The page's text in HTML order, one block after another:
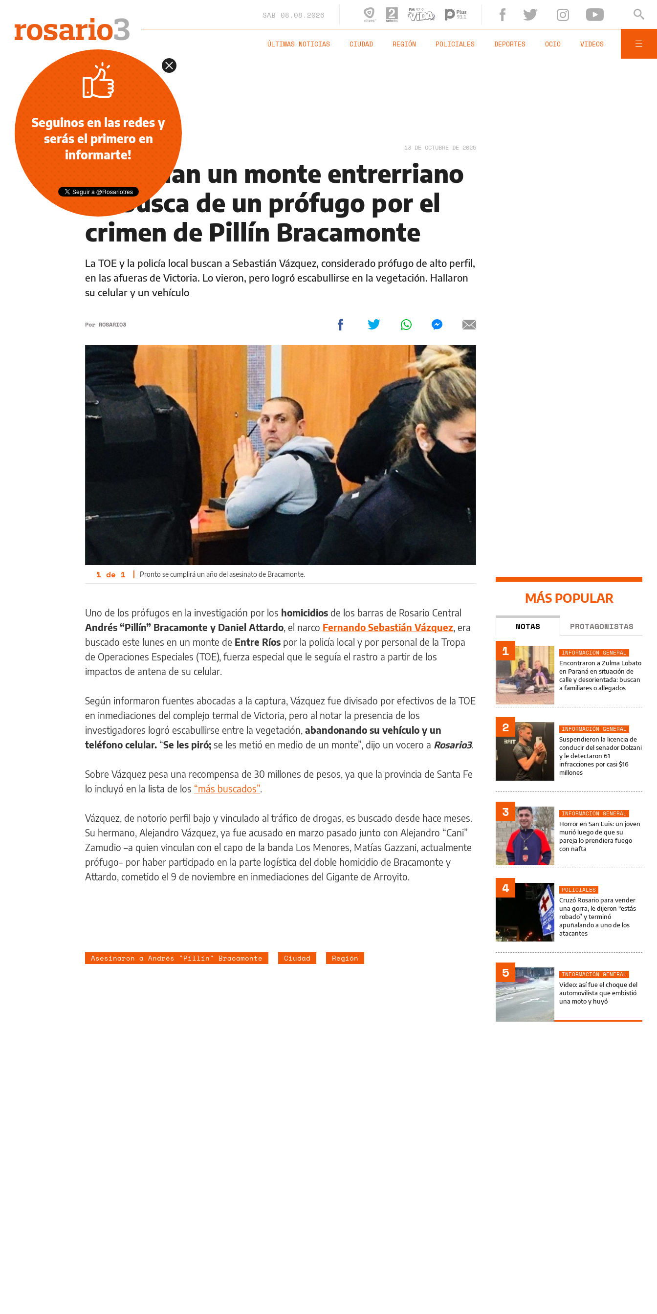
SÁB 08.08.2026
ÚLTIMAS NOTICIAS CIUDAD REGIÓN POLICIALES DEPORTES OCIO VIDEOS
POLICIALES 13 DE OCTUBRE DE 2025
Rastrillan un monte entrerriano
en busca de un prófugo por el
crimen de Pillín Bracamonte
La TOE y la policía local buscan a Sebastián Vázquez, considerado prófugo de alto perfil,
en las afueras de Victoria. Lo vieron, pero logró escabullirse en la vegetación. Hallaron
su celular y un vehículo
Por ROSARIO3
1 de 1 | Pronto se cumplirá un año del asesinato de Bracamonte.
Uno de los prófugos en la investigación por los homicidios de los barras de Rosario Central
Andrés “Pillín” Bracamonte y Daniel Attardo , el narco Fernando Sebastián Vázquez , era
buscado este lunes en un monte de Entre Ríos por la policía local y por personal de la Tropa
de Operaciones Especiales (TOE), fuerza especial que le seguía el rastro a partir de los
impactos de antena de su celular.
Según informaron fuentes abocadas a la captura, Vázquez fue divisado por efectivos de la TOE
en inmediaciones del complejo termal de Victoria, pero al notar la presencia de los
investigadores logró escabullirse entre la vegetación, abandonando su vehículo y un
teléfono celular. “Se les piró; se les metió en medio de un monte”, dijo un vocero a Rosario3.
Sobre Vázquez pesa una recompensa de 30 millones de pesos, ya que la provincia de Santa Fe
lo incluyó en la lista de los “más buscados”
Vázquez, de notorio perfil bajo y vinculado al tráfico de drogas, es buscado desde hace meses.
Su hermano, Alejandro Vázquez, ya fue acusado en marzo pasado junto con Alejandro “Cani”
Zamudio –a quien vinculan con el capo de la banda Los Menores, Matías Gazzani, actualmente
prófugo– por haber participado en la parte logística del doble homicidio de Bracamonte y
Attardo, cometido el 9 de noviembre en inmediaciones del Gigante de Arroyito.
Asesinaron a Andrés "Pillín" Bracamonte Ciudad Región
MÁS POPULAR
NOTAS PROTAGONISTAS
1
INFORMACIÓN GENERAL
Encontraron a Zulma Lobato
en Paraná en situación de
calle y desorientada: buscan
a familiares o allegados
2
INFORMACIÓN GENERAL
Suspendieron la licencia de
conducir del senador Dolzani
y le detectaron 61
infracciones por casi $16
millones
3
INFORMACIÓN GENERAL
Horror en San Luis: un joven
murió luego de que su
pareja lo prendiera fuego
con nafta
4
POLICIALES
Cruzó Rosario para vender
una gorra, le dijeron “estás
robado” y terminó
apuñalando a uno de los
atacantes
5
INFORMACIÓN GENERAL
Video: así fue el choque del
automovilista que embistió
una moto y huyó
Seguinos en las redes y
serás el primero en
informarte!